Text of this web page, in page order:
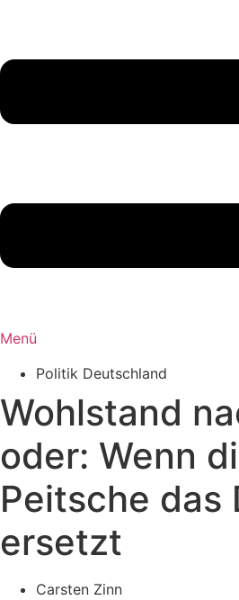
Menü
Politik Deutschland
Wohlstand
oder: Wenn
Peitsche das
ersetzt
Carsten Zinn